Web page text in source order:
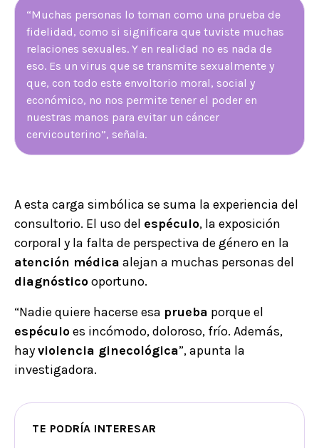
“Muchas personas lo toman como una prueba de
fidelidad, como si significara que tuviste muchas
relaciones sexuales. Y en realidad no es nada de
eso. Es un virus que se transmite sexualmente y
que, con todo este envoltorio moral, social y
económico, no nos permite tener el poder en
nuestras manos para evitar un cáncer
cervicouterino”, señala.
A esta carga simbólica se suma la experiencia del
consultorio. El uso del espéculo, la exposición
corporal y la falta de perspectiva de género en la
atención médica alejan a muchas personas del
diagnósticooportuno.
“Nadie quiere hacerse esa prueba porque el
espéculoes incómodo, doloroso, frío. Además,
hayviolencia ginecológica”, apunta la
investigadora.
TE PODRÍA INTERESAR